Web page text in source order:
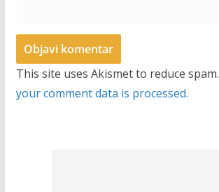
This site uses Akismet to reduce spam.
your comment data is processed.